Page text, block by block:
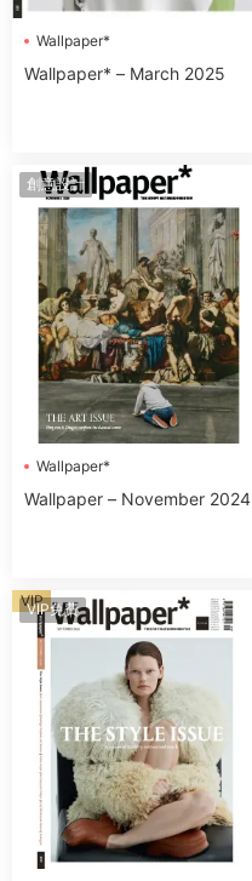
Wallpaper*
Wallpaper* – March 2025
創意設計
Wallpaper*
Wallpaper – November 2024
VIP免費
VIP